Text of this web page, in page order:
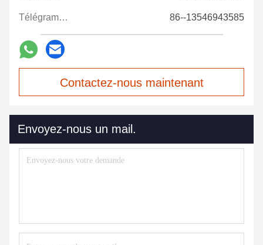
Télégramme: 86--13546943585
Contactez-nous maintenant
Envoyez-nous un mail.